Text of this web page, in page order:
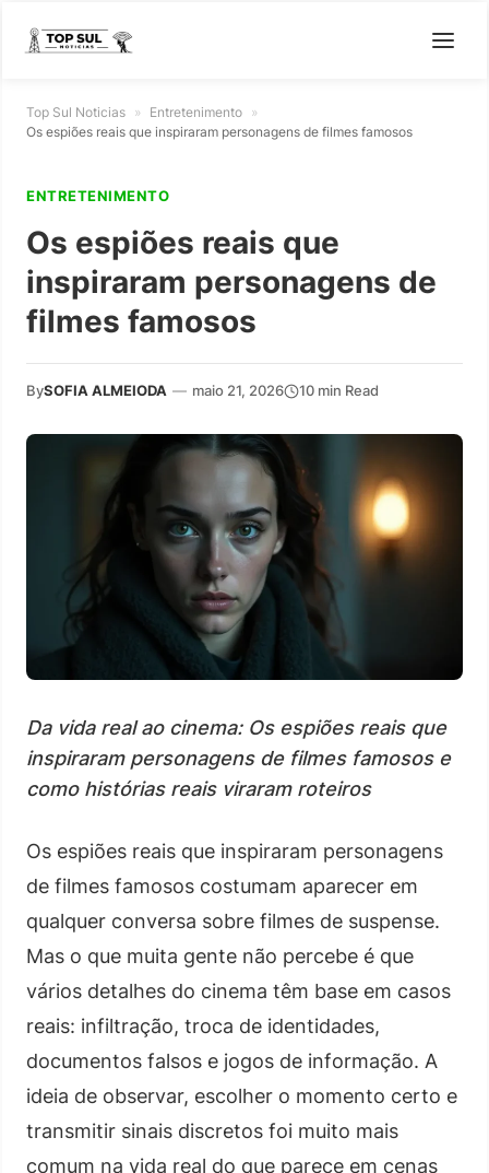
Top Sul Noticias » Entretenimento »
Os espiões reais que inspiraram personagens de filmes famosos
ENTRETENIMENTO
Os espiões reais que
inspiraram personagens de
filmes famosos
BySOFIA ALMEIODA — maio 21, 2026 10 min Read
Da vida real ao cinema: Os espiões reais que
inspiraram personagens de filmes famosos e
como histórias reais viraram roteiros
Os espiões reais que inspiraram personagens
de filmes famosos costumam aparecer em
qualquer conversa sobre filmes de suspense.
Mas o que muita gente não percebe é que
vários detalhes do cinema têm base em casos
reais: infiltração, troca de identidades,
documentos falsos e jogos de informação. A
ideia de observar, escolher o momento certo e
transmitir sinais discretos foi muito mais
comum na vida real do que parece em cenas